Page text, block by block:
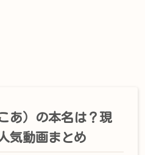
あ）の本名は？現
気動画まとめ